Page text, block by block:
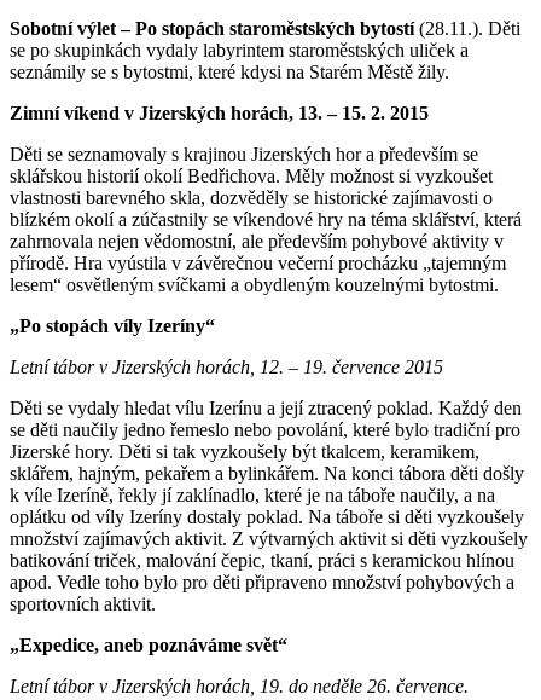
Sobotní výlet – Po stopách staroměstských bytostí(28.11.). Děti
se po skupinkách vydaly labyrintem staroměstských uliček a
seznámily se s bytostmi, které kdysi na Starém Městě žily.
Zimní víkend v Jizerských horách, 13. – 15. 2. 2015
Děti se seznamovaly s krajinou Jizerských hor a především se
sklářskou historií okolí Bedřichova. Měly možnost si vyzkoušet
vlastnosti barevného skla, dozvěděly se historické zajímavosti o
blízkém okolí a zúčastnily se víkendové hry na téma sklářství, která
zahrnovala nejen vědomostní, ale především pohybové aktivity v
přírodě. Hra vyústila v závěrečnou večerní procházku „tajemným
lesem“ osvětleným svíčkami a obydleným kouzelnými bytostmi.
„Po stopách víly Izeríny“
Letní tábor v Jizerských horách, 12. – 19. července 2015
Děti se vydaly hledat vílu Izerínu a její ztracený poklad. Každý den
se děti naučily jedno řemeslo nebo povolání, které bylo tradiční pro
Jizerské hory. Děti si tak vyzkoušely být tkalcem, keramikem,
sklářem, hajným, pekařem a bylinkářem. Na konci tábora děti došly
k víle Izeríně, řekly jí zaklínadlo, které je na táboře naučily, a na
oplátku od víly Izeríny dostaly poklad. Na táboře si děti vyzkoušely
množství zajímavých aktivit. Z výtvarných aktivit si děti vyzkoušely
batikování triček, malování čepic, tkaní, práci s keramickou hlínou
apod. Vedle toho bylo pro děti připraveno množství pohybových a
sportovních aktivit.
„Expedice, aneb poznáváme svět“
Letní tábor v Jizerských horách, 19. do neděle 26. července.